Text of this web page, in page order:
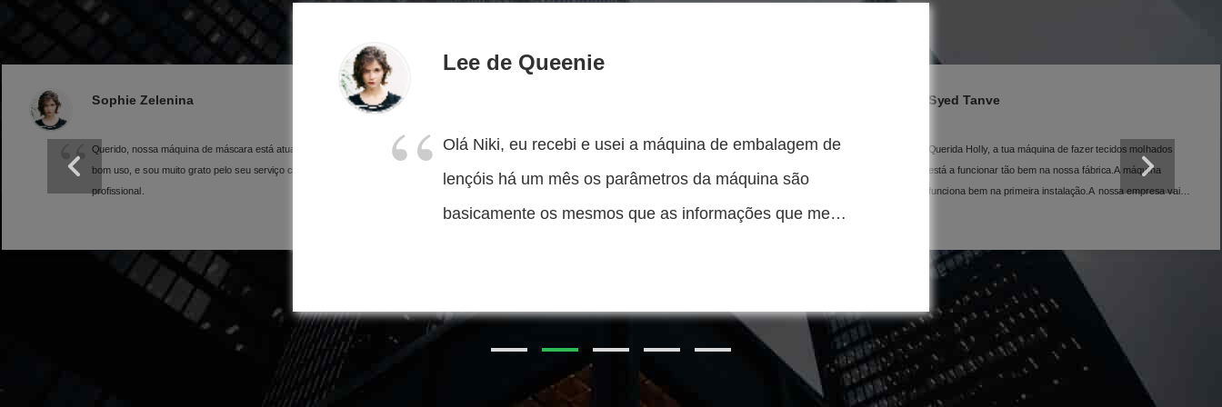
Lee de Queenie
Olá Niki, eu recebi e usei a máquina de embalagem de
lençóis há um mês os parâmetros da máquina são
basicamente os mesmos que as informações que me
Syed Tanve
Querida Holly, a tua máquina de fazer tecidos molhados
está a funcionar tão bem na nossa fábrica.A máquina
funciona bem na primeira instalação.A nossa empresa vai
Nimra Zahoor
Olá Holly, esta é a melhor máquina de cartonagem que
comprei até agora.